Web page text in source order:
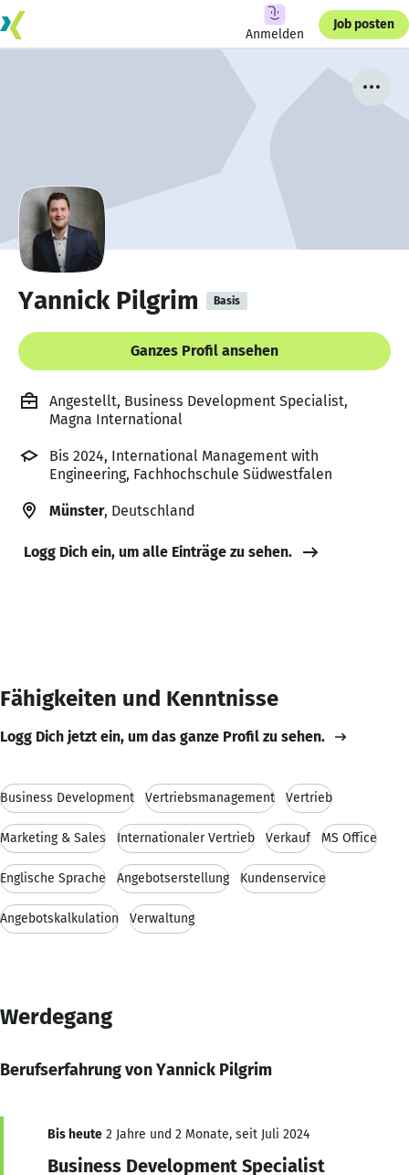
Anmelden
Job posten
Yannick Pilgrim Basis
Ganzes Profil ansehen
Angestellt, Business Development Specialist,
Magna International
Bis 2024, International Management with
Engineering, Fachhochschule Südwestfalen
Münster, Deutschland
Logg Dich ein, um alle Einträge zu sehen.
Fähigkeiten und Kenntnisse
Logg Dich jetzt ein, um das ganze Profil zu sehen.
Business Development Vertriebsmanagement Vertrieb
Marketing & Sales Internationaler Vertrieb Verkauf MS Office
Englische Sprache Angebotserstellung Kundenservice
Angebotskalkulation Verwaltung
Werdegang
Berufserfahrung von Yannick Pilgrim
Bis heute 2 Jahre und 2 Monate, seit Juli 2024
Business Development Specialist